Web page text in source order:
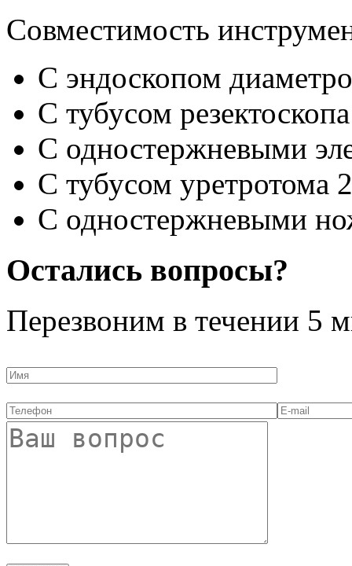
Совместимость
С эндоскопом
С тубусом
С одностержневыми
С тубусом уретротома
С одностержневыми
Остались вопросы?
Перезвоним в течении 5